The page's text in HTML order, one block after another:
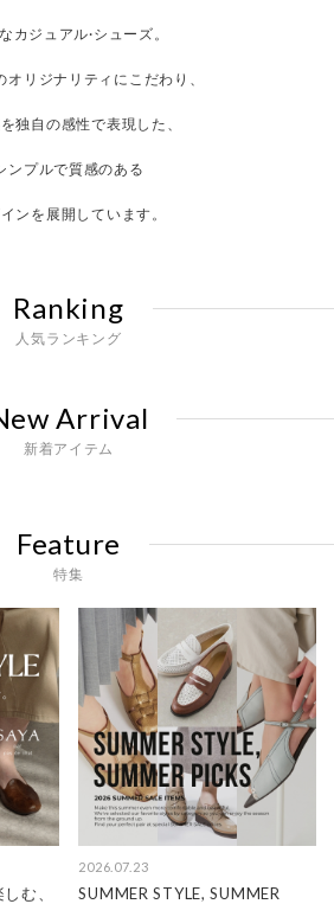
カジュアル·シューズ。
オリジナリティにこだわり、
独自の感性で表現した、
ンプルで質感のある
ンを展開しています。
Ranking
人気ランキング
Arrival
新着アイテム
Feature
特集
む、
2026.07.23
SUMMER STYLE, SUMMER